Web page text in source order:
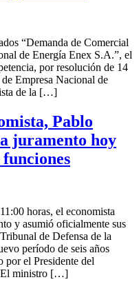
“Demanda de Comercial
de Energía Enex S.A.”, el
por resolución de 14
Empresa Nacional de
de la […]
Pablo
juramento hoy
horas, el economista
y asumió oficialmente sus
de Defensa de la
período de seis años
por el Presidente del
El ministro […]